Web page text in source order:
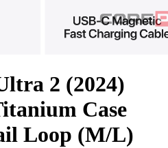
2 (2024)
Case
Loop (M/L)